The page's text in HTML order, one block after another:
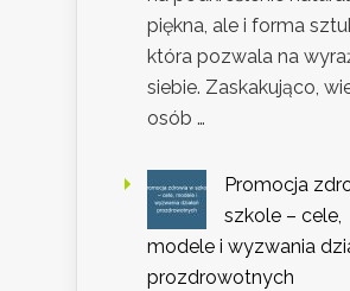
piękna, ale i forma
która pozwala na
siebie. Zaskakująco,
osób …
Promocja
szkole – cele,
modele i wyzwania
prozdrowotnych